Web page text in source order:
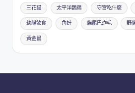
三花貓 太平洋鸚鵡 守宮吃什麼
幼貓飲食 角蛙 貓尾巴炸毛 野
黃金鼠